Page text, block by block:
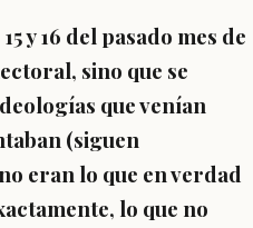
y 16 del pasado mes de
sino que se
que venían
(siguen
eran lo que en verdad
lo que no